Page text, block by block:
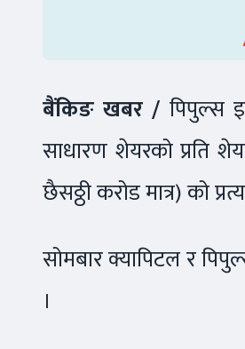
बैंकिङ खबर / पिपुल्स
साधारण शेयरको प्रति
छैसठ्ठी करोड मात्र) को
सोमबार क्यापिटल र
।